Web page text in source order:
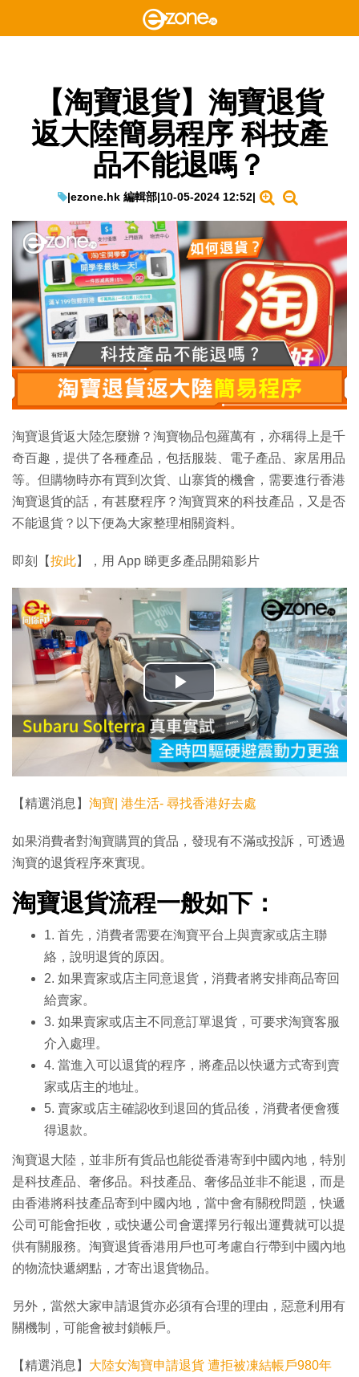
【淘寶退貨】淘寶退貨
返大陸簡易程序 科技產
品不能退嗎？
|ezone.hk 編輯部|10-05-2024 12:52|
淘寶退貨返大陸怎麼辦？淘寶物品包羅萬有，亦稱得上是千
奇百趣，提供了各種產品，包括服裝、電子產品、家居用品
等。但購物時亦有買到次貨、山寨貨的機會，需要進行香港
淘寶退貨的話，有甚麼程序？淘寶買來的科技產品，又是否
不能退貨？以下便為大家整理相關資料。
即刻【按此】，用 App 睇更多產品開箱影片
播
放
影
片
【精選消息】 淘寶| 港生活- 尋找香港好去處
如果消費者對淘寶購買的貨品，發現有不滿或投訴，可透過
淘寶的退貨程序來實現。
淘寶退貨流程一般如下：
1. 首先，消費者需要在淘寶平台上與賣家或店主聯
絡，說明退貨的原因。
2. 如果賣家或店主同意退貨，消費者將安排商品寄回
給賣家。
3. 如果賣家或店主不同意訂單退貨，可要求淘寶客服
介入處理。
4. 當進入可以退貨的程序，將產品以快遞方式寄到賣
家或店主的地址。
5. 賣家或店主確認收到退回的貨品後，消費者便會獲
得退款。
淘寶退大陸，並非所有貨品也能從香港寄到中國內地，特別
是科技產品、奢侈品。科技產品、奢侈品並非不能退，而是
由香港將科技產品寄到中國內地，當中會有關稅問題，快遞
公司可能會拒收，或快遞公司會選擇另行報出運費就可以提
供有關服務。淘寶退貨香港用戶也可考慮自行帶到中國內地
的物流快遞網點，才寄出退貨物品。
另外，當然大家申請退貨亦必須有合理的理由，惡意利用有
關機制，可能會被封鎖帳戶。
【精選消息】 大陸女淘寶申請退貨 遭拒被凍結帳戶980年